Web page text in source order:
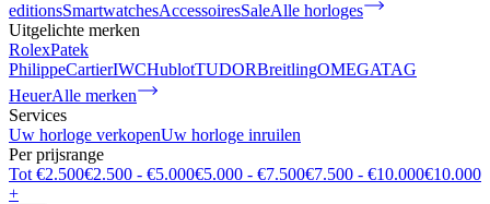
editionsSmartwatchesAccessoiresSaleAlle horloges
Uitgelichte merken
RolexPatek
PhilippeCartierIWCHublotTUDORBreitlingOMEGATAG
HeuerAlle merken
Services
Uw horloge verkopenUw horloge inruilen
Per prijsrange
Tot €2.500€2.500 - €5.000€5.000 - €7.500€7.500 - €10.000€10.000
+